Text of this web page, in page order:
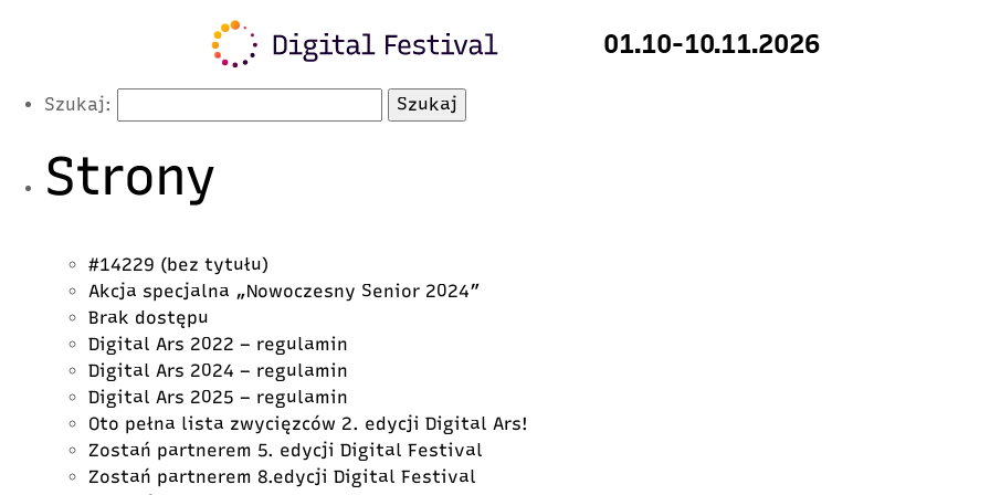
01.10-10.11.2026
Latest Posts
Szukaj:
Strony
#14229 (bez tytułu)
Akcja specjalna „Nowoczesny Senior 2024”
Brak dostępu
Digital Ars 2022 – regulamin
Digital Ars 2024 – regulamin
Digital Ars 2025 – regulamin
Oto pełna lista zwycięzców 2. edycji Digital Ars!
Zostań partnerem 5. edycji Digital Festival
Zostań partnerem 8.edycji Digital Festival